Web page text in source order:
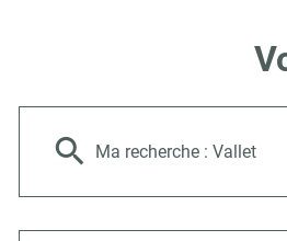
Ma recherche : Vallet